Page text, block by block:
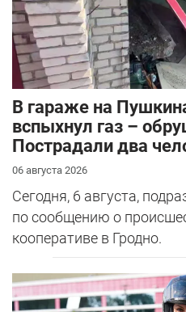
В гараже на
вспыхнул газ –
Пострадали два
06 августа 2026
Сегодня, 6 августа,
по сообщению о
кооперативе в Гродно.